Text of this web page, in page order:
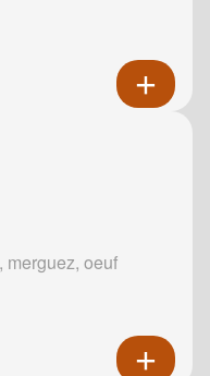
merguez, oeuf